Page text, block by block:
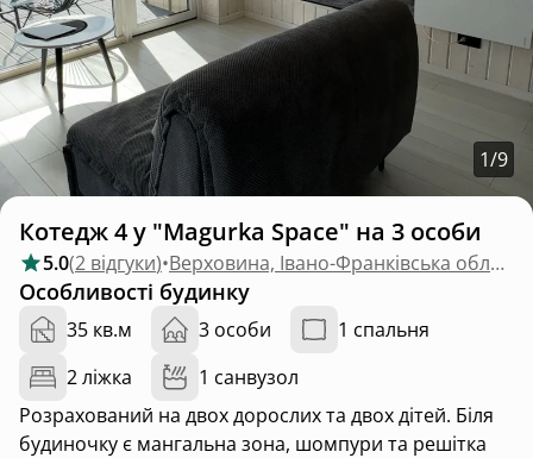
1/9
Котедж 4 у "Magurka Space" на 3 особи
5.0(2 відгуки)• Верховина, Івано-Франківська область
Особливості будинку
35 кв.м 3 особи
1 спальня
2 ліжка
1 санвузол
Розрахований на двох дорослих та двох дітей. Біля
будиночку є мангальна зона, шомпури та решітка